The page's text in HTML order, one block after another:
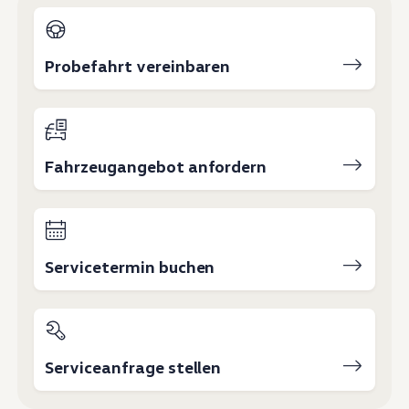
Familie
Probefahrt vereinbaren
Fahrzeugangebot anfordern
Servicetermin buchen
Serviceanfrage stellen